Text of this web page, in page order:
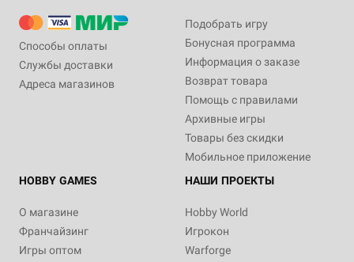
Способы оплаты
Службы доставки
Адреса магазинов
Подобрать игру
Бонусная программа
Информация о заказе
Возврат товара
Помощь с правилами
Архивные игры
Товары без скидки
Мобильное приложение
HOBBY GAMES
О магазине
Франчайзинг
Игры оптом
НАШИ ПРОЕКТЫ
Hobby World
Игрокон
Warforge